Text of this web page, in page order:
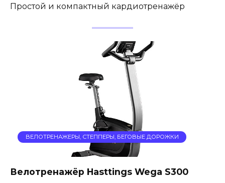
Простой и компактный кардиотренажёр
ВЕЛОТРЕНАЖЕРЫ, СТЕППЕРЫ, БЕГОВЫЕ ДОРОЖКИ
Велотренажёр Hasttings Wega S300